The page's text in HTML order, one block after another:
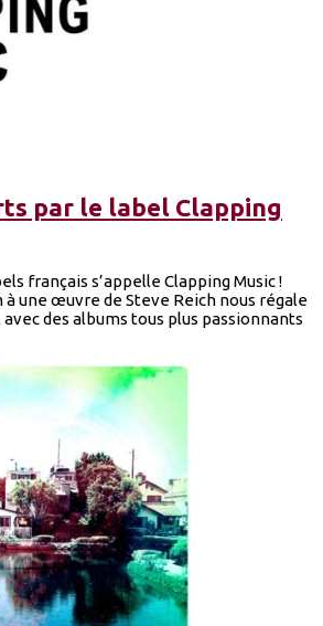
par le label Clapping
français s’appelle Clapping Music !
à une œuvre de Steve Reich nous régale
avec des albums tous plus passionnants